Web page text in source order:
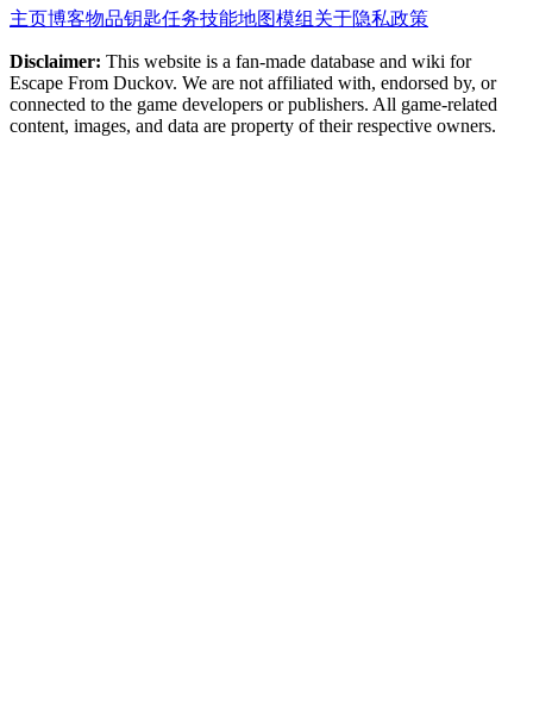
主页博客物品钥匙任务技能地图模组 关于隐私政策
Disclaimer: This website is a fan-made database and wiki for
Escape From Duckov. We are not affiliated with, endorsed by, or
connected to the game developers or publishers. All game-related
content, images, and data are property of their respective owners.